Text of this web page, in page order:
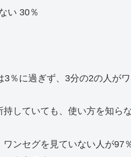
い 30％
％に過ぎず、3分の2の人が
していても、使い方を知ら
ンセグを見ていない人が97